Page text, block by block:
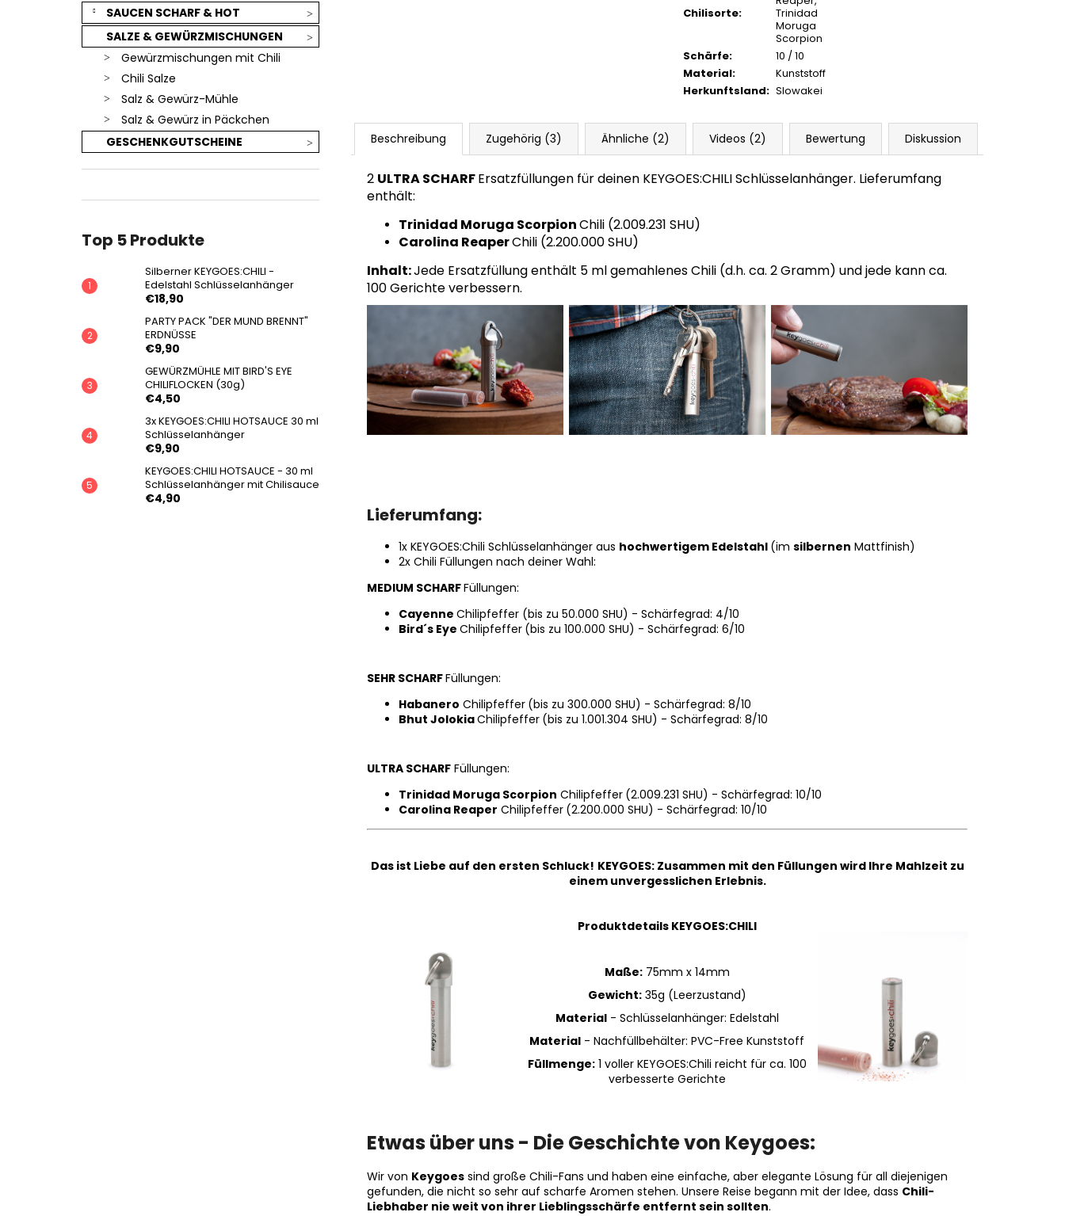
SAUCEN SCHARF & HOT
SALZE & GEWÜRZMISCHUNGEN
Gewürzmischungen mit Chili
Chili Salze
Salz & Gewürz-Mühle
Salz & Gewürz in Päckchen
GESCHENKGUTSCHEINE
Top 5 Produkte
Silberner KEYGOES:CHILI -
Edelstahl Schlüsselanhänger
€18,90
PARTY PACK "DER MUND BRENNT"
ERDNÜSSE
€9,90
GEWÜRZMÜHLE MIT BIRD'S EYE
CHILIFLOCKEN (30g)
€4,50
3x KEYGOES:CHILI HOTSAUCE 30 ml
Schlüsselanhänger
€9,90
KEYGOES:CHILI HOTSAUCE - 30 ml
Schlüsselanhänger mit Chilisauce
€4,90
Chilisorte:
Trinidad
Moruga
Scorpion
Schärfe:
10 / 10
Material:
Kunststoff
Herkunftsland: Slowakei
Beschreibung Zugehörig (3) Ähnliche (2) Videos (2) Bewertung Diskussion
2 ULTRA SCHARFErsatzfüllungen für deinen KEYGOES:CHILI Schlüsselanhänger. Lieferumfang
enthält:
Trinidad Moruga ScorpionChili (2.009.231 SHU)
Carolina ReaperChili (2.200.000 SHU)
Inhalt:Jede Ersatzfüllung enthält 5 ml gemahlenes Chili (d.h. ca. 2 Gramm) und jede kann ca.
100 Gerichte verbessern.
Lieferumfang:
1x KEYGOES:Chili Schlüsselanhänger aus hochwertigem Edelstahl (im silbernen Mattfinish)
2x Chili Füllungen nach deiner Wahl:
MEDIUM SCHARFFüllungen:
Cayenne Chilipfeffer (bis zu 50.000 SHU) - Schärfegrad: 4/10
Bird´s Eye Chilipfeffer (bis zu 100.000 SHU) - Schärfegrad: 6/10
SEHR SCHARFFüllungen:
Habanero Chilipfeffer (bis zu 300.000 SHU) - Schärfegrad: 8/10
Bhut JolokiaChilipfeffer (bis zu 1.001.304 SHU) - Schärfegrad: 8/10
ULTRA SCHARF Füllungen:
Trinidad Moruga Scorpion Chilipfeffer (2.009.231 SHU) - Schärfegrad: 10/10
Carolina Reaper Chilipfeffer (2.200.000 SHU) - Schärfegrad: 10/10
Das ist Liebe auf den ersten Schluck! KEYGOES:Zusammen mit den Füllungen wird Ihre Mahlzeit zu
einem unvergesslichen Erlebnis.
Produktdetails KEYGOES:CHILI
Maße:75mm x 14mm
Gewicht:35g (Leerzustand)
Material- Schlüsselanhänger: Edelstahl
Material - Nachfüllbehälter: PVC-Free Kunststoff
Füllmenge:1 voller KEYGOES:Chili reicht für ca. 100
verbesserte Gerichte
Etwas über uns - Die Geschichte von Keygoes:
Wir von Keygoes sind große Chili-Fans und haben eine einfache, aber elegante Lösung für all diejenigen
gefunden, die nicht so sehr auf scharfe Aromen stehen. Unsere Reise begann mit der Idee, dass Chili-
Liebhaber nie weit von ihrer Lieblingsschärfe entfernt sein sollten.